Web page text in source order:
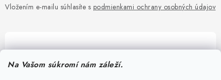
Na Vašom súkromí nám záleží.
Vložením e-mailu súhlasíte s podmienkami ochrany osobných údajov
Pomôžeme vám s výberom
Potrebujete s niečím poradiť? Sme tu pre vás!